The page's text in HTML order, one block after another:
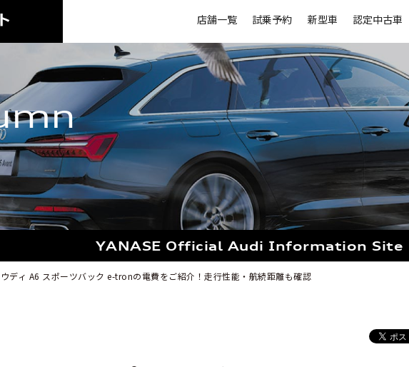
店舗一覧 試乗予約 新型車 認定中古車
YANASE Official Audi Information Site
ディ A6 スポーツバック e-tronの電費をご紹介！走行性能・航続距離も確認